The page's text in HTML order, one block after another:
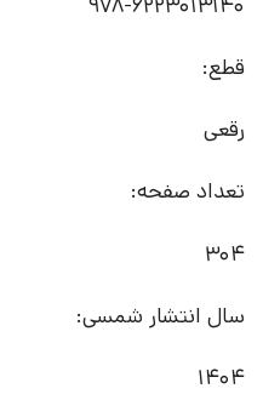
قطع:
رقعی
تعداد صفحه:
304
سال انتشار شمسی:
1404